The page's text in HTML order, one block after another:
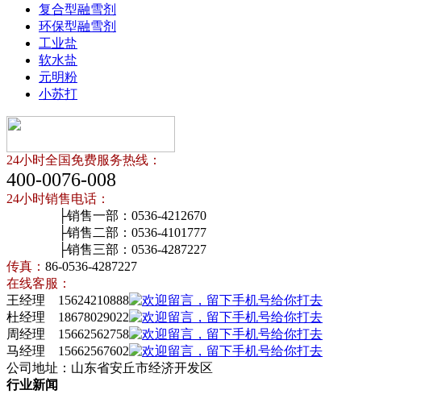
复合型融雪剂
环保型融雪剂
工业盐
软水盐
元明粉
小苏打
24小时全国免费服务热线：
400-0076-008
24小时销售电话：
├销售一部：0536-4212670
├销售二部：0536-4101777
├销售三部：0536-4287227
传真： 86-0536-4287227
在线客服：
王经理 15624210888
杜经理 18678029022
周经理 15662562758
马经理 15662567602
公司地址：山东省安丘市经济开发区
行业新闻